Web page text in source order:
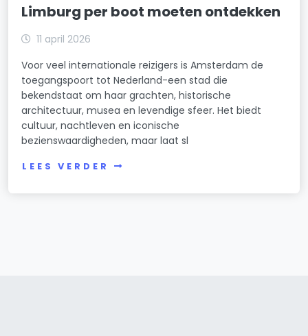
Limburg per boot moeten ontdekken
11 april 2026
Voor veel internationale reizigers is Amsterdam de
toegangspoort tot Nederland-een stad die
bekendstaat om haar grachten, historische
architectuur, musea en levendige sfeer. Het biedt
cultuur, nachtleven en iconische
bezienswaardigheden, maar laat sl
LEES VERDER